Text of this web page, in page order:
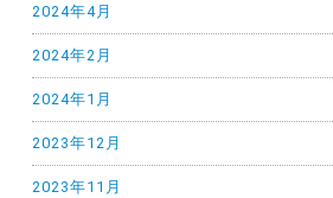
2024年4月
2024年2月
2024年1月
2023年12月
2023年11月